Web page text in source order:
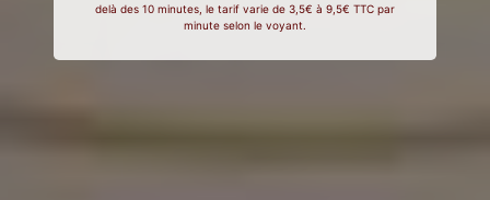
delà des 10 minutes, le tarif varie de 3,5€ à 9,5€ TTC par
minute selon le voyant.